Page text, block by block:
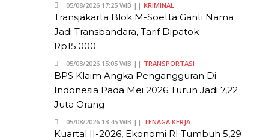
05/08/2026 17:25 WIB || KRIMINAL
Transjakarta Blok M-Soetta Ganti Nama
Jadi Transbandara, Tarif Dipatok
Rp15.000
05/08/2026 15:05 WIB || TRANSPORTASI
BPS Klaim Angka Pengangguran Di
Indonesia Pada Mei 2026 Turun Jadi 7,22
Juta Orang
05/08/2026 13:45 WIB || TENAGA KERJA
Kuartal II-2026, Ekonomi RI Tumbuh 5,29